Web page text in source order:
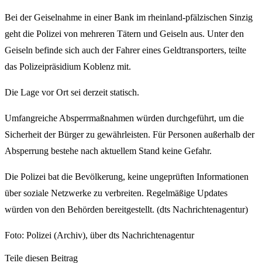
Bei der Geiselnahme in einer Bank im rheinland-pfälzischen Sinzig
geht die Polizei von mehreren Tätern und Geiseln aus. Unter den
Geiseln befinde sich auch der Fahrer eines Geldtransporters, teilte
das Polizeipräsidium Koblenz mit.
Die Lage vor Ort sei derzeit statisch.
Umfangreiche Absperrmaßnahmen würden durchgeführt, um die
Sicherheit der Bürger zu gewährleisten. Für Personen außerhalb der
Absperrung bestehe nach aktuellem Stand keine Gefahr.
Die Polizei bat die Bevölkerung, keine ungeprüften Informationen
über soziale Netzwerke zu verbreiten. Regelmäßige Updates
würden von den Behörden bereitgestellt. (dts Nachrichtenagentur)
Foto: Polizei (Archiv), über dts Nachrichtenagentur
Teile diesen Beitrag